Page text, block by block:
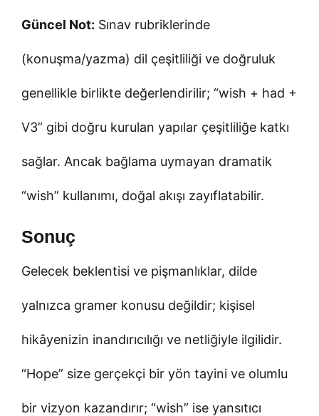
Güncel Not: Sınav rubriklerinde
(konuşma/yazma) dil çeşitliliği ve doğruluk
genellikle birlikte değerlendirilir; “wish + had +
V3” gibi doğru kurulan yapılar çeşitliliğe katkı
sağlar. Ancak bağlama uymayan dramatik
“wish” kullanımı, doğal akışı zayıflatabilir.
Sonuç
Gelecek beklentisi ve pişmanlıklar, dilde
yalnızca gramer konusu değildir; kişisel
hikâyenizin inandırıcılığı ve netliğiyle ilgilidir.
“Hope” size gerçekçi bir yön tayini ve olumlu
bir vizyon kazandırır; “wish” ise yansıtıcı